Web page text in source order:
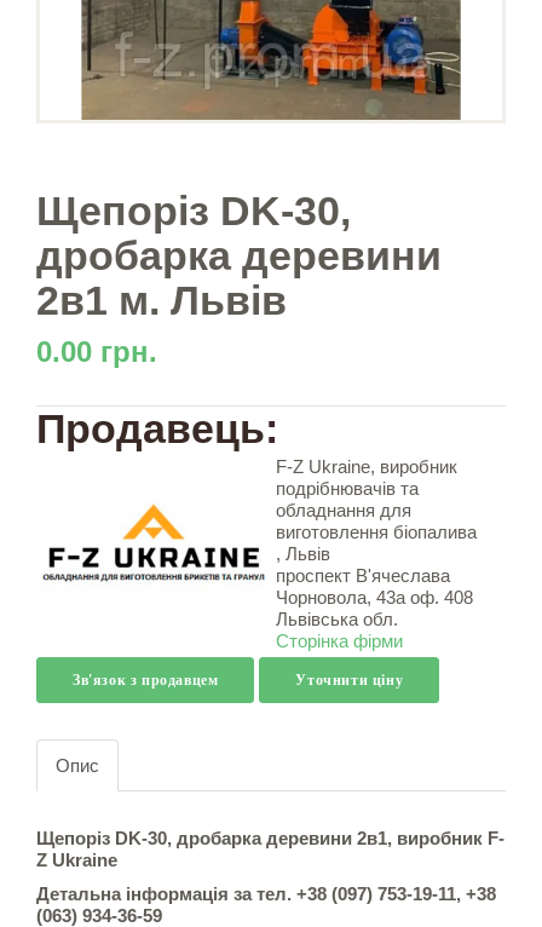
Щепоріз DK-30,
дробарка деревини
2в1 м. Львів
0.00 грн.
Продавець:
F-Z Ukraine, виробник
подрібнювачів та
обладнання для
виготовлення біопалива
, Львів
проспект В'ячеслава
Чорновола, 43а оф. 408
Львівська обл.
Сторінка фірми
Зв'язок з продавцем Уточнити ціну
Опис
Щепоріз DK-30, дробарка деревини 2в1, виробник F-
Z Ukraine
Детальна інформація за тел. +38 (097) 753-19-11, +38
(063) 934-36-59